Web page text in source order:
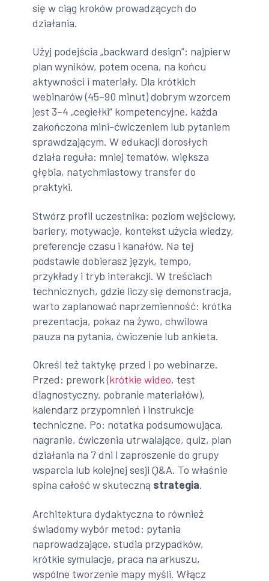
się w ciąg kroków prowadzących do
działania.
Użyj podejścia „backward design”: najpierw
plan wyników, potem ocena, na końcu
aktywności i materiały. Dla krótkich
webinarów (45–90 minut) dobrym wzorcem
jest 3–4 „cegiełki” kompetencyjne, każda
zakończona mini-ćwiczeniem lub pytaniem
sprawdzającym. W edukacji dorosłych
działa reguła: mniej tematów, większa
głębia, natychmiastowy transfer do
praktyki.
Stwórz profil uczestnika: poziom wejściowy,
bariery, motywacje, kontekst użycia wiedzy,
preferencje czasu i kanałów. Na tej
podstawie dobierasz język, tempo,
przykłady i tryb interakcji. W treściach
technicznych, gdzie liczy się demonstracja,
warto zaplanować naprzemienność: krótka
prezentacja, pokaz na żywo, chwilowa
pauza na pytania, ćwiczenie lub ankieta.
Określ też taktykę przed i po webinarze.
Przed: prework (krótkie wideo, test
diagnostyczny, pobranie materiałów),
kalendarz przypomnień i instrukcje
techniczne. Po: notatka podsumowująca,
nagranie, ćwiczenia utrwalające, quiz, plan
działania na 7 dni i zaproszenie do grupy
wsparcia lub kolejnej sesji Q&A. To właśnie
spina całość w skuteczną strategia.
Architektura dydaktyczna to również
świadomy wybór metod: pytania
naprowadzające, studia przypadków,
krótkie symulacje, praca na arkuszu,
wspólne tworzenie mapy myśli. Włącz